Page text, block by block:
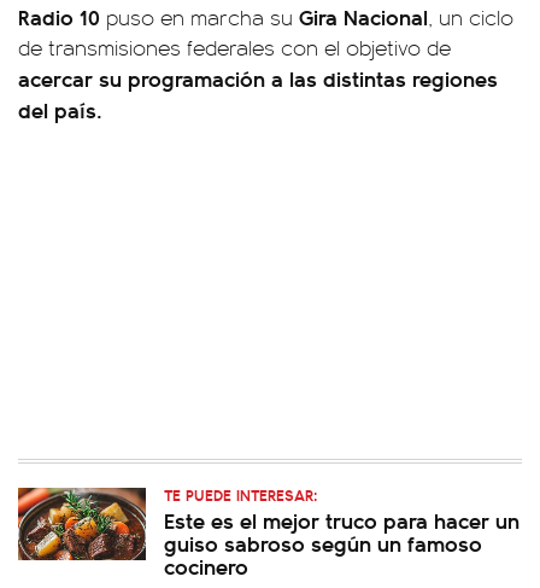
Radio 10 puso en marcha su Gira Nacional, un ciclo
de transmisiones federales con el objetivo de
acercar su programación a las distintas regiones
del país.
TE PUEDE INTERESAR:
Este es el mejor truco para hacer un
guiso sabroso según un famoso
cocinero